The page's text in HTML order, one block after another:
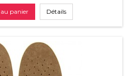
panier Détails